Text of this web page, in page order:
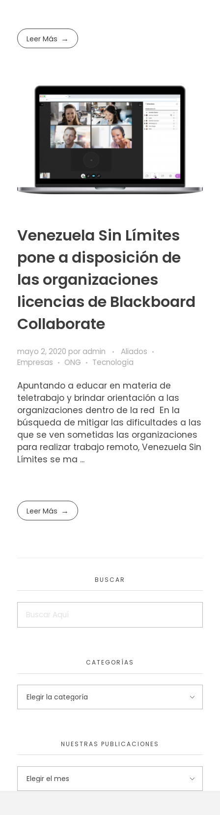
Leer Más
Venezuela Sin Límites
pone a disposición de
las organizaciones
licencias de Blackboard
Collaborate
mayo 2, 2020 por admin
Aliados
Empresas
ONG Tecnología
Apuntando a educar en materia de
teletrabajo y brindar orientación a las
organizaciones dentro de la red En la
búsqueda de mitigar las dificultades a las
que se ven sometidas las organizaciones
para realizar trabajo remoto, Venezuela Sin
Límites se ma ...
Leer Más
BUSCAR
CATEGORÍAS
NUESTRAS PUBLICACIONES